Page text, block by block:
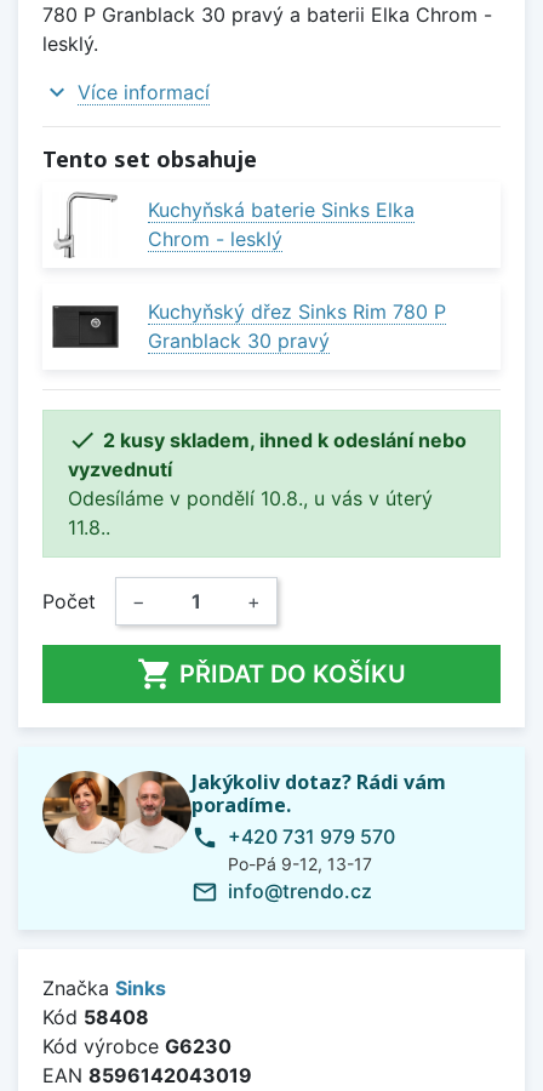
780 P Granblack 30 pravý a baterii Elka Chrom -
lesklý.
expand_more Více informací
Tento set obsahuje
Kuchyňská baterie Sinks Elka
Chrom - lesklý
Kuchyňský dřez Sinks Rim 780 P
Granblack 30 pravý
 2 kusy skladem, ihned k odeslání nebo
vyzvednutí
Odesíláme v pondělí 10.8., u vás v úterý
11.8..
Počet − +
 PŘIDAT DO KOŠÍKU
Jakýkoliv dotaz? Rádi vám
poradíme.
phone +420 731 979 570
Po-Pá 9-12, 13-17
mail_outline info@trendo.cz
Značka Sinks
Kód 58408
Kód výrobce G6230
EAN 8596142043019